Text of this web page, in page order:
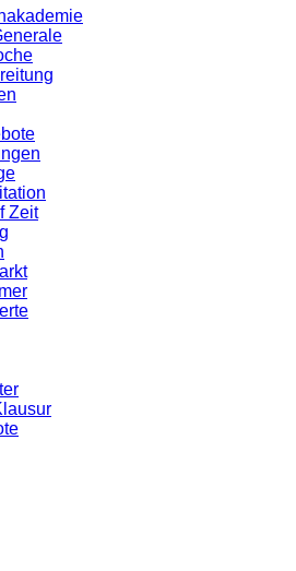
Zeit